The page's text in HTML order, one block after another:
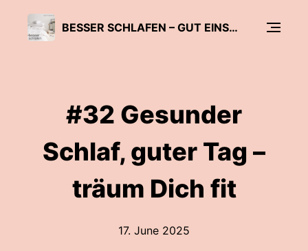
BESSER SCHLAFEN – GUT EINSCHLAFEN, ERHOLT AUFWACHEN
#32 Gesunder
Schlaf, guter Tag –
träum Dich fit
17. June 2025